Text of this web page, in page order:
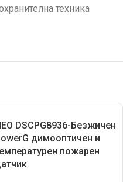
техника
DSCPG8936-Безжичен
димооптичен и
пожарен